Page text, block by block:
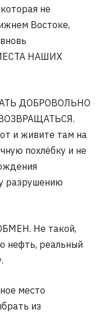
не
Востоке,
НАШИХ
ДОБРОВОЛЬНО
и живите там на
похлёбку и не
разрушению
Не такой,
нефть, реальный
место
из